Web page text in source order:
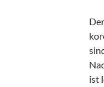
ist